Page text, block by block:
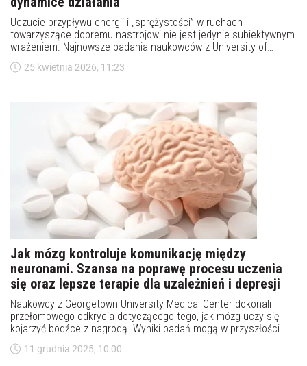
Uczucie przypływu energii i „sprężystości” w ruchach
towarzyszące dobremu nastrojowi nie jest jedynie subiektywnym
wrażeniem. Najnowsze badania naukowców z University of
Colorado Boulder wskazują, że za to zjawisko w dużej mierze
odpowiada dopamina – neuroprzekaźnik kluczowy dla procesów
25 kwietnia 2026, 11:23
Jak mózg kontroluje komunikację między
neuronami. Szansa na poprawę procesu uczenia
się oraz lepsze terapie dla uzależnień i depresji
Naukowcy z Georgetown University Medical Center dokonali
przełomowego odkrycia dotyczącego tego, jak mózg uczy się
kojarzyć bodźce z nagrodą. Wyniki badań mogą w przyszłości
pomóc w opracowaniu skuteczniejszych terapii dla osób
zmagających się z uzależnieniami, depresją oraz zaburzeniami
11 grudnia 2025, 10:00